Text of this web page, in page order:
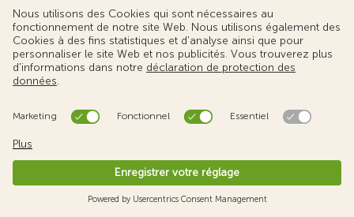
Offres du TCS
TCS Livret ETI
Livret ETI.
En savoir plus